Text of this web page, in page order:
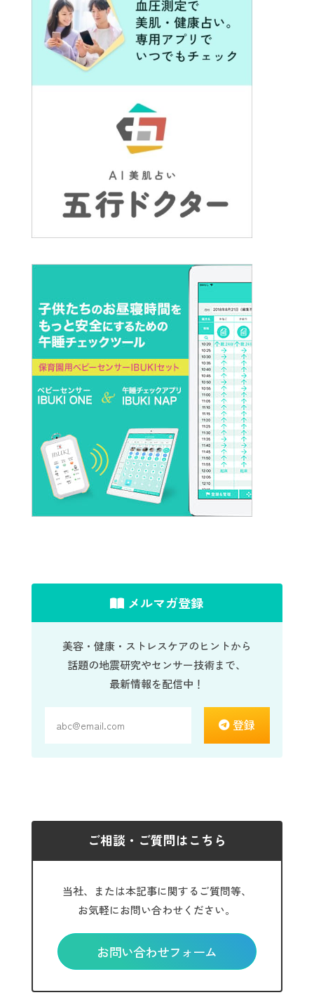
メルマガ登録
美容・健康・ストレスケアのヒントから
話題の地震研究やセンサー技術まで、
最新情報を配信中！
登録
ご相談・ご質問はこちら
当社、または本記事に関するご質問等、
お気軽にお問い合わせください。
お問い合わせフォーム